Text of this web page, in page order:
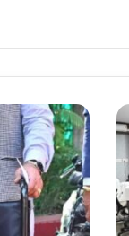
बी
जा
के
वि
का